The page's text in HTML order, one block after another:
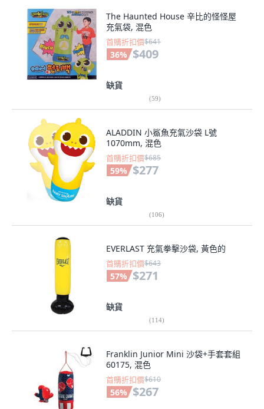
The Haunted House 辛比的怪怪屋
充氣袋, 混色
首購折扣價$641
36% $409
缺貨
(59)
ALADDIN 小鯊魚充氣沙袋 L號
1070mm, 混色
首購折扣價$685
59% $277
缺貨
(106)
EVERLAST 充氣拳擊沙袋, 黃色的
首購折扣價$643
57% $271
缺貨
(114)
Franklin Junior Mini 沙袋+手套套組
60175, 混色
首購折扣價$610
56% $267